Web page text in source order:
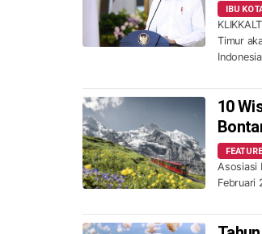
IBU
Timur
10
FEATURE
Asosiasi
Februari